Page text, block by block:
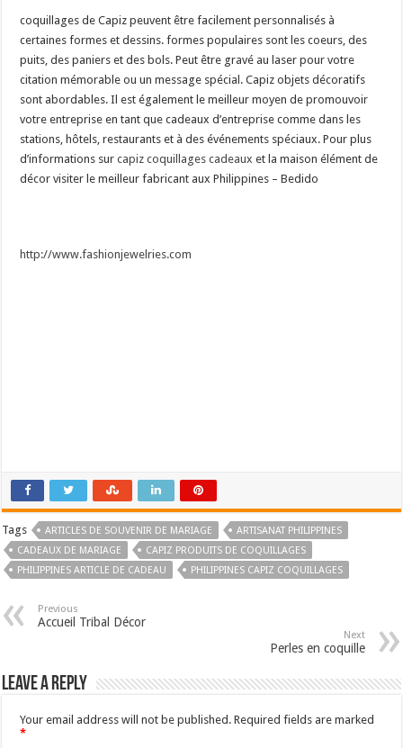
coquillages de Capiz peuvent être facilement personnalisés à
certaines formes et dessins. formes populaires sont les coeurs, des
puits, des paniers et des bols. Peut être gravé au laser pour votre
citation mémorable ou un message spécial. Capiz objets décoratifs
sont abordables. Il est également le meilleur moyen de promouvoir
votre entreprise en tant que cadeaux d’entreprise comme dans les
stations, hôtels, restaurants et à des événements spéciaux. Pour plus
d’informations surcapiz coquillages cadeaux et la maison élément de
décor visiter le meilleur fabricant aux Philippines – Bedido
http://www.fashionjewelries.com
Tags ARTICLES DE SOUVENIR DE MARIAGE
ARTISANAT PHILIPPINES
CADEAUX DE MARIAGE
CAPIZ PRODUITS DE COQUILLAGES
PHILIPPINES ARTICLE DE CADEAU
PHILIPPINES CAPIZ COQUILLAGES
Previous
Accueil Tribal Décor
Next
Perles en coquille
Leave a Reply
Your email address will not be published. Required fields are marked
*